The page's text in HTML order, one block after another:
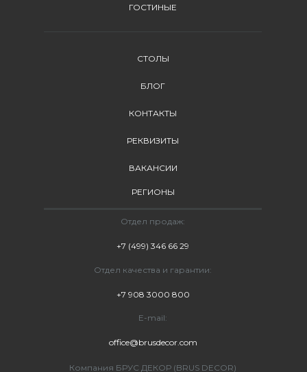
Компания БРУС ДЕКОР (BRUS DECOR)
ГОСТИНЫЕ
БЛОГ
КОНТАКТЫ
РЕКВИЗИТЫ
СТОЛЫ
Отдел продаж:
+7 (499) 346 66 29
Отдел качества и гарантии:
+7 908 3000 800
E-mail:
office@brusdecor.com
ВАКАНСИИ
РЕГИОНЫ